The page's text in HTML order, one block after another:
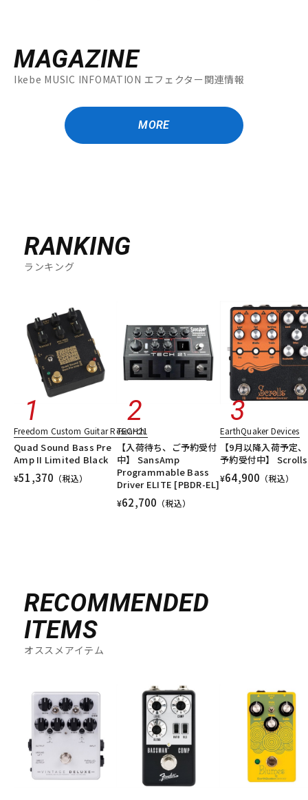
MAGAZINE
Ikebe MUSIC INFOMATION エフェクター関連情報
MORE
RANKING
ランキング
Freedom Custom Guitar Research
Quad Sound Bass Pre
Amp II Limited Black
¥51,370 （税込）
TECH21
【入荷待ち、ご予約受付
中】 SansAmp
Programmable Bass
Driver ELITE [PBDR-EL]
¥62,700 （税込）
EarthQuaker Devices
【9月以降入荷予定
予約受付中】 Scrolls
¥64,900 （税込）
RECOMMENDED
ITEMS
オススメアイテム